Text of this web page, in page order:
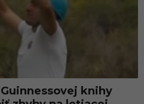
knihy